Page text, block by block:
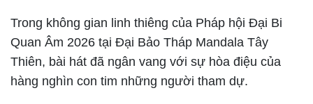
Trong không gian linh thiêng của Pháp hội Đại Bi
Quan Âm 2026 tại Đại Bảo Tháp Mandala Tây
Thiên, bài hát đã ngân vang với sự hòa điệu của
hàng nghìn con tim những người tham dự.